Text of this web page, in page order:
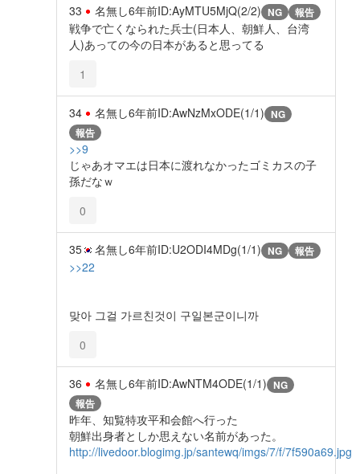
33 名無し6年前ID:AyMTU5MjQ(2/2) NG 報告
戦争で亡くなられた兵士(日本人、朝鮮人、台湾
人)あっての今の日本があると思ってる
1
34 名無し6年前ID:AwNzMxODE(1/1) NG
報告
>>9
じゃあオマエは日本に渡れなかったゴミカスの子
孫だなｗ
0
35 名無し6年前ID:U2ODI4MDg(1/1) NG 報告
>>22
맞아 그걸 가르친것이 구일본군이니까
0
36 名無し6年前ID:AwNTM4ODE(1/1) NG
報告
昨年、知覧特攻平和会館へ行った
朝鮮出身者としか思えない名前があった。
http://livedoor.blogimg.jp/santewq/imgs/7/f/7f590a69.jpg